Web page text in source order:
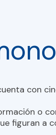
con
o
figuran a